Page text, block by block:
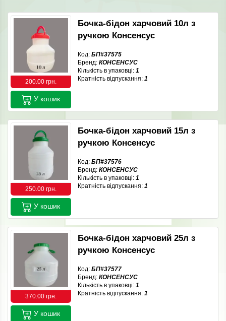
200.00 грн.
Бочка-бідон харчовий 10л з
ручкою Консенсус
Код: БП#37575
Бренд: КОНСЕНСУС
Кількість в упаковці: 1
Кратність відпускання: 1
У кошик
250.00 грн.
Бочка-бідон харчовий 15л з
ручкою Консенсус
Код: БП#37576
Бренд: КОНСЕНСУС
Кількість в упаковці: 1
Кратність відпускання: 1
У кошик
370.00 грн.
Бочка-бідон харчовий 25л з
ручкою Консенсус
Код: БП#37577
Бренд: КОНСЕНСУС
Кількість в упаковці: 1
Кратність відпускання: 1
У кошик